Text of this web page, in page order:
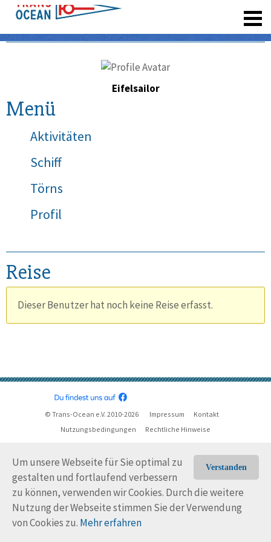
Verstanden
Um unsere Webseite für Sie optimal zu
gestalten und fortlaufend verbessern
zu können, verwenden wir Cookies. Durch die weitere
Nutzung der Webseite stimmen Sie der Verwendung
von Cookies zu. Mehr erfahren
Eifelsailor
Menü
Aktivitäten
Schiff
Törns
Profil
Reise
Dieser Benutzer hat noch keine Reise erfasst.
© Trans-Ocean e.V. 2010-2026 Impressum
Kontakt
Nutzungsbedingungen
Rechtliche Hinweise